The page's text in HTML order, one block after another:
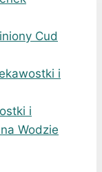
Cud
i
i
Wodzie